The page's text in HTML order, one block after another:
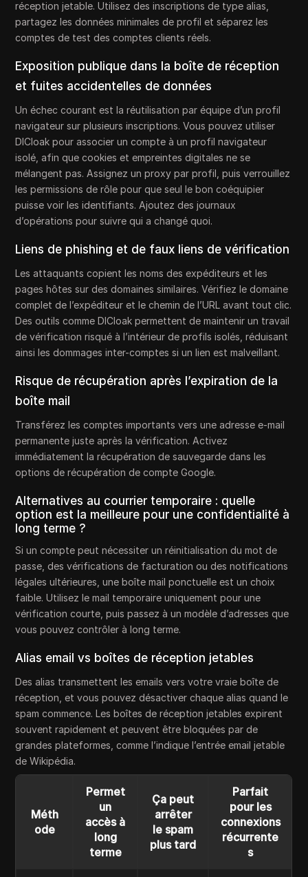
réception jetable. Utilisez des inscriptions de type alias,
partagez les données minimales de profil et séparez les
comptes de test des comptes clients réels.
Exposition publique dans la boîte de réception
et fuites accidentelles de données
Un échec courant est la réutilisation par équipe d’un profil
navigateur sur plusieurs inscriptions. Vous pouvez utiliser
DICloak pour associer un compte à un profil navigateur
isolé, afin que cookies et empreintes digitales ne se
mélangent pas. Assignez un proxy par profil, puis verrouillez
les permissions de rôle pour que seul le bon coéquipier
puisse voir les identifiants. Ajoutez des journaux
d’opérations pour suivre qui a changé quoi.
Liens de phishing et de faux liens de vérification
Les attaquants copient les noms des expéditeurs et les
pages hôtes sur des domaines similaires. Vérifiez le domaine
complet de l’expéditeur et le chemin de l’URL avant tout clic.
Des outils comme DICloak permettent de maintenir un travail
de vérification risqué à l’intérieur de profils isolés, réduisant
ainsi les dommages inter-comptes si un lien est malveillant.
Risque de récupération après l’expiration de la
boîte mail
Transférez les comptes importants vers une adresse e-mail
permanente juste après la vérification. Activez
immédiatement la récupération de sauvegarde dans les
options de récupération de compte Google.
Alternatives au courrier temporaire : quelle
option est la meilleure pour une confidentialité à
long terme ?
Si un compte peut nécessiter un réinitialisation du mot de
passe, des vérifications de facturation ou des notifications
légales ultérieures, une boîte mail ponctuelle est un choix
faible. Utilisez le mail temporaire uniquement pour une
vérification courte, puis passez à un modèle d’adresses que
vous pouvez contrôler à long terme.
Alias email vs boîtes de réception jetables
Des alias transmettent les emails vers votre vraie boîte de
réception, et vous pouvez désactiver chaque alias quand le
spam commence. Les boîtes de réception jetables expirent
souvent rapidement et peuvent être bloquées par de
grandes plateformes, comme l’indique l’entrée email jetable
de Wikipédia.
Méth
ode
Permet
un
accès à
long
terme
Ça peut
arrêter
le spam
plus tard
Parfait
pour les
connexions
récurrente
s